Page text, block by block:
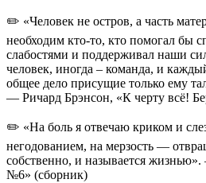
✏️ «Человек не остров, а часть
необходим кто-то, кто помогал бы
слабостями и поддерживал наши
человек, иногда – команда, и
общее дело присущие только ему
— Ричард Брэнсон, «К черту всё!
✏️ «На боль я отвечаю криком и
негодованием, на мерзость —
собственно, и называется
№6» (сборник)